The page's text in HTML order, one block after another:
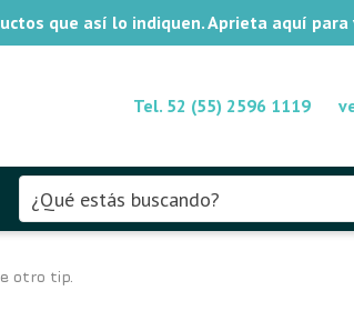
que así lo indiquen. Aprieta aquí
Tel. 52 (55) 2596 1119
otro tip.